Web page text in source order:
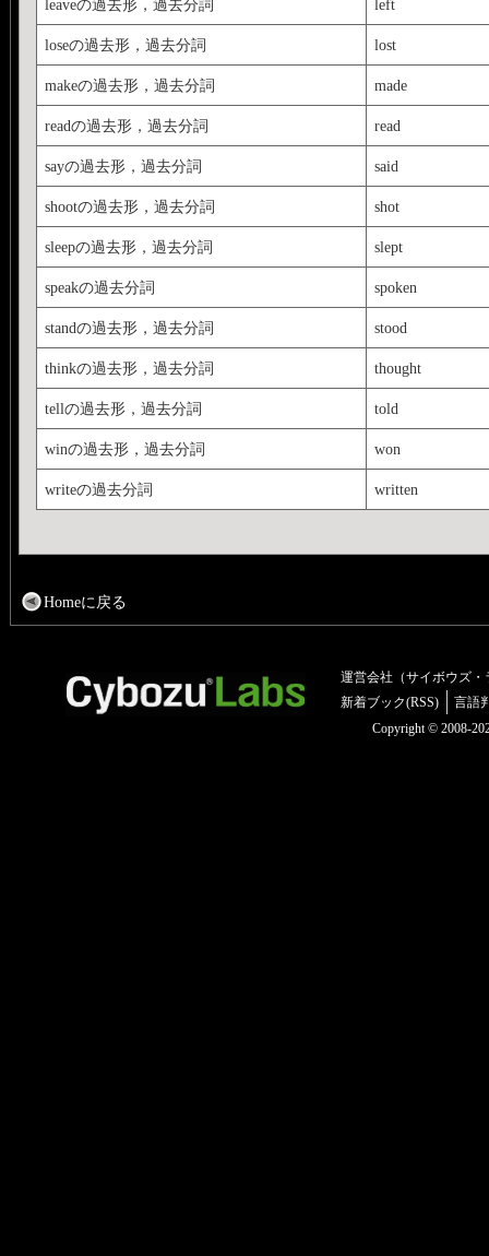
leaveの過去形，過去分詞 left
loseの過去形，過去分詞 lost
makeの過去形，過去分詞 made
readの過去形，過去分詞 read
sayの過去形，過去分詞 said
shootの過去形，過去分詞 shot
sleepの過去形，過去分詞 slept
speakの過去分詞 spoken
standの過去形，過去分詞 stood
thinkの過去形，過去分詞 thought
tellの過去形，過去分詞 told
winの過去形，過去分詞 won
writeの過去分詞 written
Homeに戻る
運営会社（サイボウズ・
新着ブック(RSS)
言語
Copyright © 2008-